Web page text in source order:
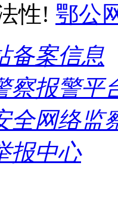
性! 鄂公
备案信息
察报警平
全网络监
报中心